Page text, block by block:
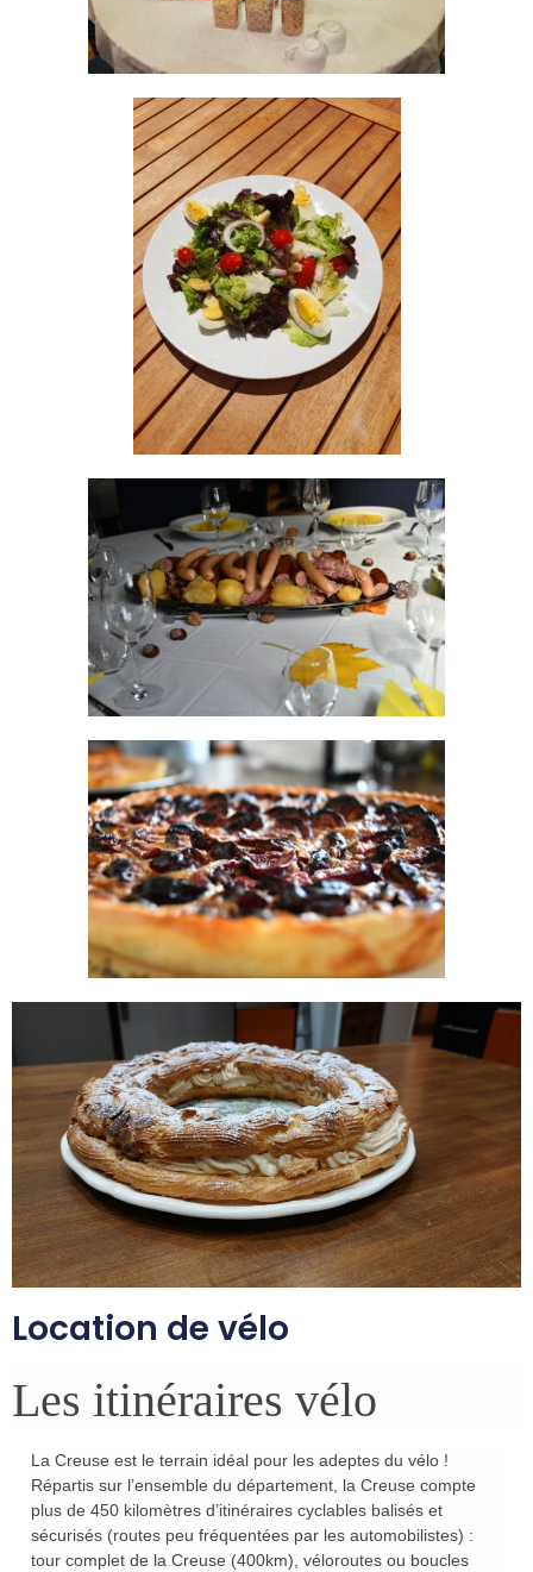
Location de vélo
Les itinéraires vélo
La Creuse est le terrain idéal pour les adeptes du vélo !
Répartis sur l’ensemble du département, la Creuse compte
plus de 450 kilomètres d’itinéraires cyclables balisés et
sécurisés (routes peu fréquentées par les automobilistes) :
tour complet de la Creuse (400km), véloroutes ou boucles